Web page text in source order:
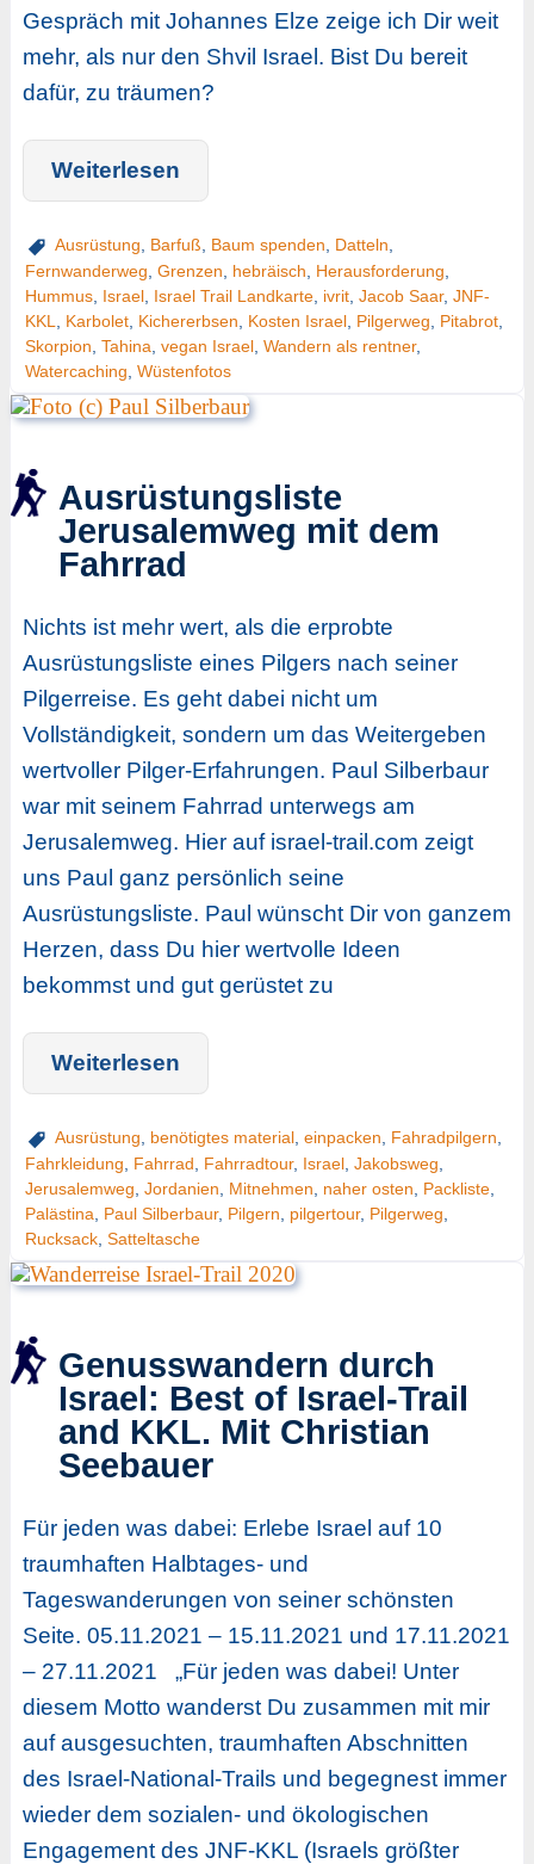
Gespräch mit Johannes Elze zeige ich Dir weit
mehr, als nur den Shvil Israel. Bist Du bereit
dafür, zu träumen?
Weiterlesen
Ausrüstung Barfuß Baum spenden Datteln
Fernwanderweg Grenzen hebräisch Herausforderung
Hummus, Israel, Israel Trail Landkarte, ivrit, Jacob Saar, JNF-
KKL
Karbolet, Kichererbsen Kosten Israel, Pilgerweg Pitabrot,
Skorpion Tahina vegan Israel, Wandern als rentner,
Watercaching Wüstenfotos
Ausrüstungsliste
Jerusalemweg mit dem
Fahrrad
Nichts ist mehr wert, als die erprobte
Ausrüstungsliste eines Pilgers nach seiner
Pilgerreise. Es geht dabei nicht um
Vollständigkeit, sondern um das Weitergeben
wertvoller Pilger-Erfahrungen. Paul Silberbaur
war mit seinem Fahrrad unterwegs am
Jerusalemweg. Hier auf israel-trail.com zeigt
uns Paul ganz persönlich seine
Ausrüstungsliste. Paul wünscht Dir von ganzem
Herzen, dass Du hier wertvolle Ideen
bekommst und gut gerüstet zu
Weiterlesen
Ausrüstung benötigtes material, einpacken Fahradpilgern
Fahrkleidung
Fahrrad Fahrradtour, Israel, Jakobsweg
Jerusalemweg Jordanien Mitnehmen naher osten Packliste,
Palästina
Paul Silberbaur, Pilgern pilgertour, Pilgerweg
Rucksack, Satteltasche
Genusswandern durch
Israel: Best of Israel-Trail
and KKL. Mit Christian
Seebauer
Für jeden was dabei: Erlebe Israel auf 10
traumhaften Halbtages- und
Tageswanderungen von seiner schönsten
Seite. 05.11.2021 – 15.11.2021 und 17.11.2021
– 27.11.2021 „Für jeden was dabei! Unter
diesem Motto wanderst Du zusammen mit mir
auf ausgesuchten, traumhaften Abschnitten
des Israel-National-Trails und begegnest immer
wieder dem sozialen- und ökologischen
Engagement des JNF-KKL (Israels größter